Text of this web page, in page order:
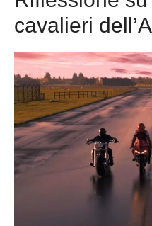
cavalieri